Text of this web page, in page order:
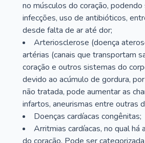
no músculos do coração,
infecções, uso de antibióticos,
desde falta de ar até dor;
Arteriosclerose (doença
artérias (canais que transportam
coração e outros sistemas do
devido ao acúmulo de gordura,
não tratada, pode aumentar as
infartos, aneurismas entre outras
Doenças cardíacas congênitas;
Arritmias cardíacas, no qual há